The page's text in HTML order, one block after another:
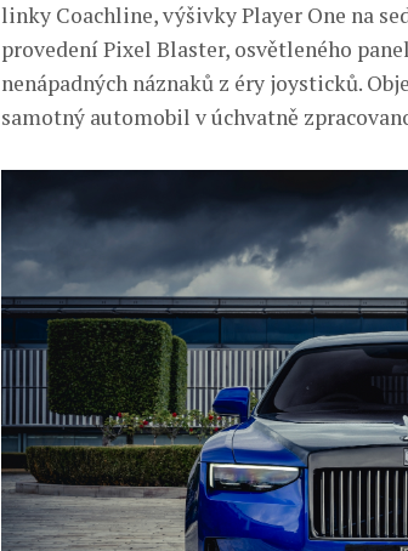
linky Coachline, výšivky Player One na
provedení Pixel Blaster, osvětleného
nenápadných náznaků z éry joysticků.
samotný automobil v úchvatně